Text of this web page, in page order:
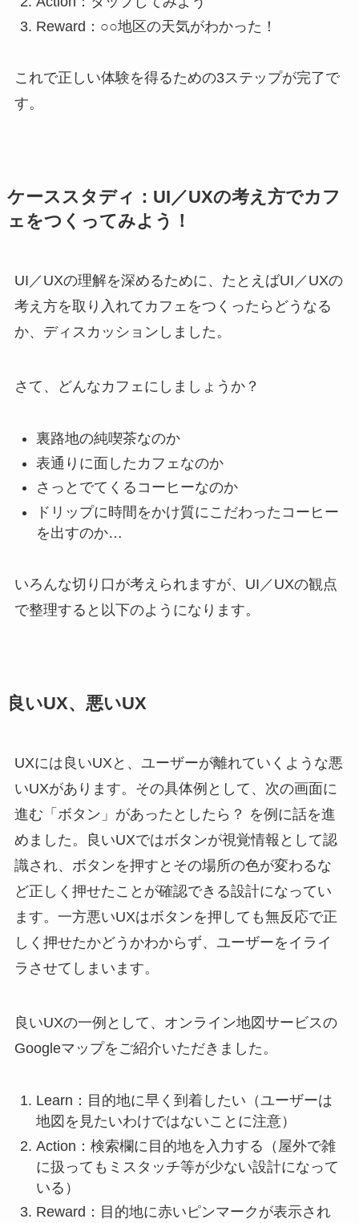
Reward：○○地区の天気がわかった！
これで正しい体験を得るための3ステップが完了で
す。
ケーススタディ：UI／UXの考え方でカフ
ェをつくってみよう！
UI／UXの理解を深めるために、たとえばUI／UXの
考え方を取り入れてカフェをつくったらどうなる
か、ディスカッションしました。
さて、どんなカフェにしましょうか？
裏路地の純喫茶なのか
表通りに面したカフェなのか
さっとでてくるコーヒーなのか
ドリップに時間をかけ質にこだわったコーヒー
を出すのか…
いろんな切り口が考えられますが、UI／UXの観点
で整理すると以下のようになります。
良いUX、悪いUX
UXには良いUXと、ユーザーが離れていくような悪
いUXがあります。その具体例として、次の画面に
進む「ボタン」があったとしたら？ を例に話を進
めました。良いUXではボタンが視覚情報として認
識され、ボタンを押すとその場所の色が変わるな
ど正しく押せたことが確認できる設計になってい
ます。一方悪いUXはボタンを押しても無反応で正
しく押せたかどうかわからず、ユーザーをイライ
ラさせてしまいます。
良いUXの一例として、オンライン地図サービスの
Googleマップをご紹介いただきました。
Learn：目的地に早く到着したい（ユーザーは
地図を見たいわけではないことに注意）
Action：検索欄に目的地を入力する（屋外で雑
に扱ってもミスタッチ等が少ない設計になって
いる）
Reward：目的地に赤いピンマークが表示され